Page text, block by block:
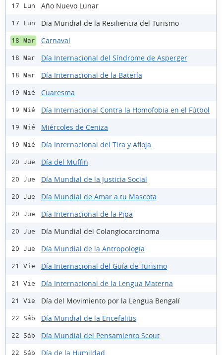
17 Lun Año Nuevo Lunar
17 Lun Dia Mundial de la Resiliencia del Turismo
18 Mar Carnaval
18 Mar Día Internacional del Síndrome de Asperger
18 Mar Día Internacional de la Batería
19 Mié Cuaresma
19 Mié Día Internacional Contra la Homofobia en el Fútbol
19 Mié Miércoles de Ceniza
19 Mié Día Internacional del Tira y Afloja
20 Jue Día del Muffin
20 Jue Día Mundial de la Justicia Social
20 Jue Día Mundial de Amar a tu Mascota
20 Jue Día Internacional de la Pipa
20 Jue Día Mundial del Colangiocarcinoma
20 Jue Día Mundial de la Antropología
21 Vie Día Internacional del Guía de Turismo
21 Vie Día Internacional de la Lengua Materna
21 Vie Día del Movimiento por la Lengua Bengalí
22 Sáb Día Mundial de la Encefalitis
22 Sáb Día Mundial del Pensamiento Scout
22 Sáb Día de la Humildad